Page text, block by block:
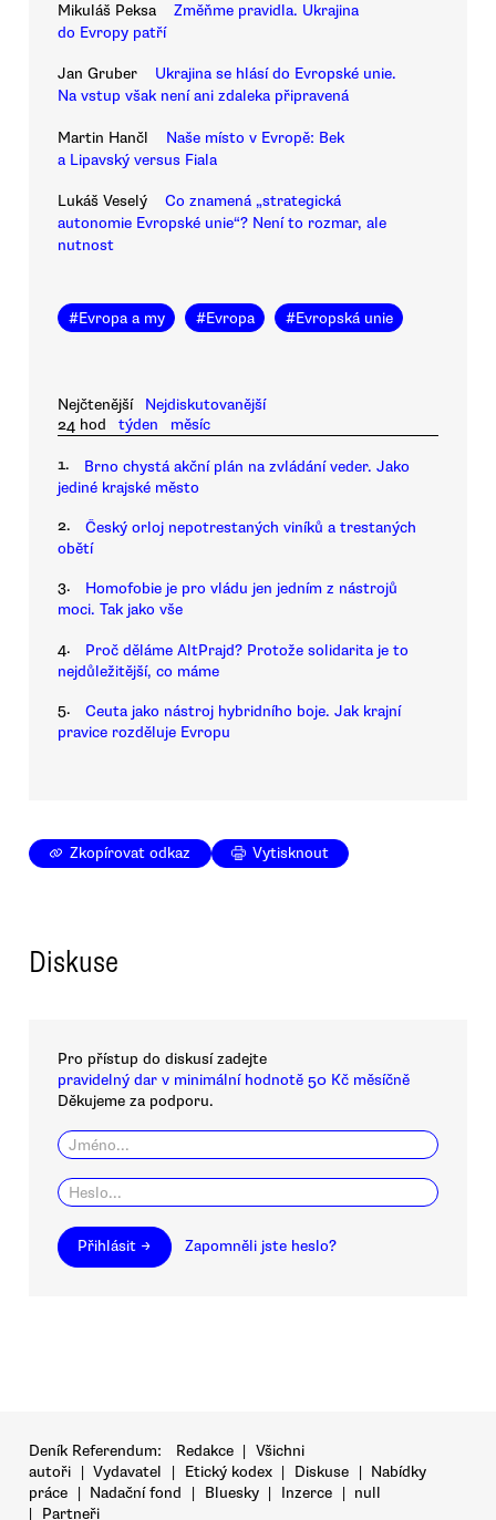
Mikuláš Peksa
Změňme pravidla. Ukrajina
do Evropy patří
Jan Gruber
Ukrajina se hlásí do Evropské unie.
Na vstup však není ani zdaleka připravená
Martin Hančl
Naše místo v Evropě: Bek
a Lipavský versus Fiala
Lukáš Veselý
Co znamená „strategická
autonomie Evropské unie“? Není to rozmar, ale
nutnost
#Evropa a my #Evropa #Evropská unie
Nejčtenější
Nejdiskutovanější
24 hod
týden měsíc
1.
Brno chystá akční plán na zvládání veder. Jako
jediné krajské město
2.
Český orloj nepotrestaných viníků a trestaných
obětí
3.
Homofobie je pro vládu jen jedním z nástrojů
moci. Tak jako vše
4.
Proč děláme AltPrajd? Protože solidarita je to
nejdůležitější, co máme
5.
Ceuta jako nástroj hybridního boje. Jak krajní
pravice rozděluje Evropu
Zkopírovat odkaz Vytisknout
Diskuse
Pro přístup do diskusí zadejte
pravidelný dar v minimální hodnotě 50 Kč měsíčně
Děkujeme za podporu.
Přihlásit → Zapomněli jste heslo?
Deník Referendum: Redakce | Všichni
autoři | Vydavatel | Etický kodex | Diskuse | Nabídky
práce | Nadační fond | Bluesky | Inzerce | null
|
Partneři